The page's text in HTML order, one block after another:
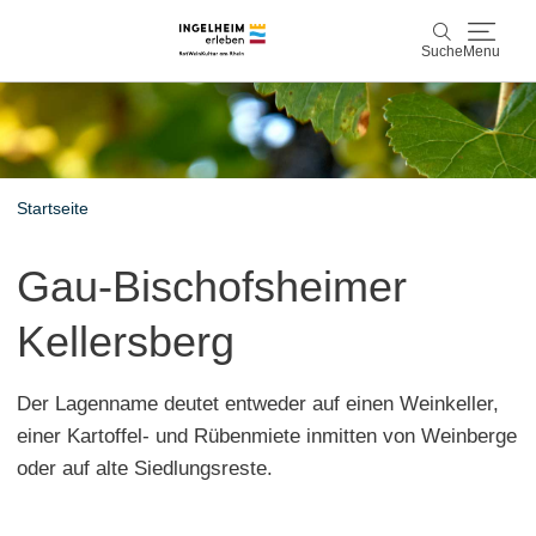
Suche Menu
Suche
Entdecken & Erleben
Leichte SpracheUnterkünfteErlebnisse buchen
Startseite
Gau-Bischofsheimer
Kellersberg
Der Lagenname deutet entweder auf einen Weinkeller,
einer Kartoffel- und Rübenmiete inmitten von Weinberge
oder auf alte Siedlungsreste.